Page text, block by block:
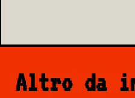
Altro da